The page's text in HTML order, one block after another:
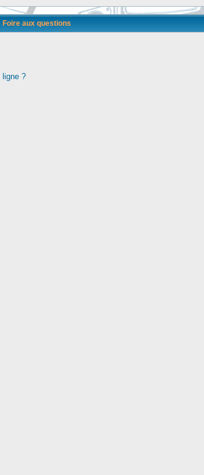
Foire aux questions
ligne ?